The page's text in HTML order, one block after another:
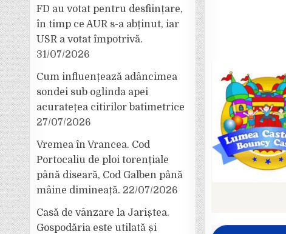
FD au votat pentru desființare,
în timp ce AUR s-a abținut, iar
USR a votat împotrivă.
31/07/2026
Cum influențează adâncimea
sondei sub oglinda apei
acuratețea citirilor batimetrice
27/07/2026
Vremea în Vrancea. Cod
Portocaliu de ploi torențiale
până diseară, Cod Galben până
mâine dimineață. 22/07/2026
Casă de vânzare la Jariștea.
Gospodăria este utilată și